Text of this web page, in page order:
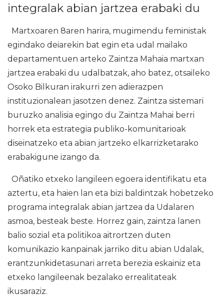
integralak abian jartzea erabaki du
Martxoaren 8aren harira, mugimendu feministak
egindako deiarekin bat egin eta udal mailako
departamentuen arteko Zaintza Mahaia martxan
jartzea erabaki du udalbatzak, aho batez, otsaileko
Osoko Bilkuran irakurri zen adierazpen
instituzionalean jasotzen denez. Zaintza sistemari
buruzko analisia egingo du Zaintza Mahai berri
horrek eta estrategia publiko-komunitarioak
diseinatzeko eta abian jartzeko elkarrizketarako
erabakigune izango da.
Oñatiko etxeko langileen egoera identifikatu eta
aztertu, eta haien lan eta bizi baldintzak hobetzeko
programa integralak abian jartzea da Udalaren
asmoa, besteak beste. Horrez gain, zaintza lanen
balio sozial eta politikoa aitrortzen duten
komunikazio kanpainak jarriko ditu abian Udalak,
erantzunkidetasunari arreta berezia eskainiz eta
etxeko langileenak bezalako errealitateak
ikusaraziz.